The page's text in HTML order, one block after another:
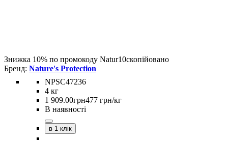
Знижка 10% по промокоду Natur10скопійовано
Nature's Protection
NPSC47236
4 кг
1 909.00грн477 грн/кг
В наявності
в 1 клік